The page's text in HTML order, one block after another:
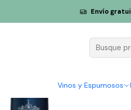
Vinos y Espumosos
Envío
Vinha Paz Reserva Magnum